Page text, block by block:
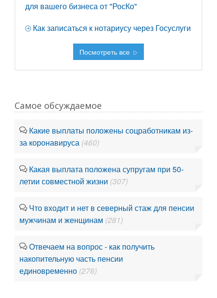
для вашего бизнеса от "РосКо"
Как записаться к нотариусу через Госуслуги
Посмотреть все
Самое обсуждаемое
Какие выплаты положены соцработникам из-
за коронавируса (460)
Какая выплата положена супругам при 50-
летии совместной жизни (307)
Что входит и нет в северный стаж для пенсии
мужчинам и женщинам (281)
Отвечаем на вопрос - как получить
накопительную часть пенсии
единовременно (276)